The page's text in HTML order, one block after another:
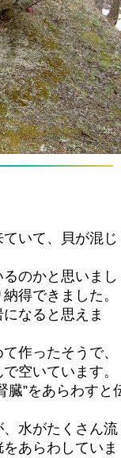
いて、貝が混じ
のかと思いまし
得できました。
なると思えま
作ったそうで、
空いています。
臓”をあらわすと
水がたくさん流
あらわしていま